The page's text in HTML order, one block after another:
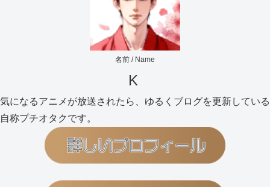
名前 / Name
K
気になるアニメが放送されたら、ゆるくブログを更新している
自称プチオタクです。